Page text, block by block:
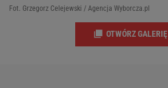
Fot. Grzegorz Celejewski / Agencja Wyborcza.pl
OTWÓRZ GALERIĘ